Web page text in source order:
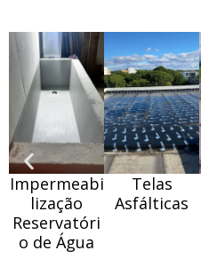
Impermeabi
lização
Reservatóri
o de Água
Telas
Asfálticas